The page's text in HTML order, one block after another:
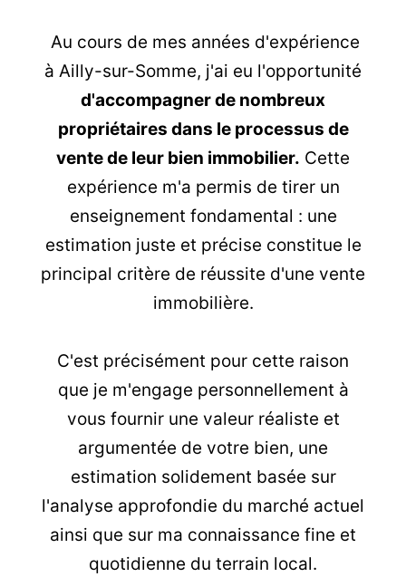
Au cours de mes années d'expérience
à Ailly-sur-Somme, j'ai eu l'opportunité
d'accompagner de nombreux
propriétaires dans le processus de
vente de leur bien immobilier. Cette
expérience m'a permis de tirer un
enseignement fondamental : une
estimation juste et précise constitue le
principal critère de réussite d'une vente
immobilière.
C'est précisément pour cette raison
que je m'engage personnellement à
vous fournir une valeur réaliste et
argumentée de votre bien, une
estimation solidement basée sur
l'analyse approfondie du marché actuel
ainsi que sur ma connaissance fine et
quotidienne du terrain local.